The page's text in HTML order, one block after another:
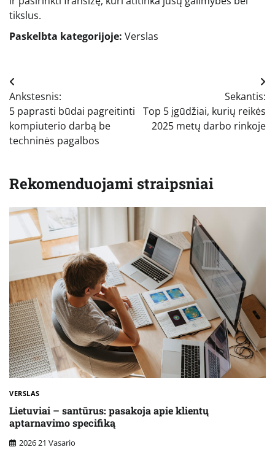
tikslus.
Paskelbta kategorijoje: Verslas
Navigacija
tarp
įrašų
Ankstesnis:
5 paprasti būdai pagreitinti
kompiuterio darbą be
techninės pagalbos
Sekantis:
Top 5 įgūdžiai, kurių reikės
2025 metų darbo rinkoje
Rekomenduojami straipsniai
VERSLAS
Lietuviai – santūrus: pasakoja apie klientų
aptarnavimo specifiką
2026 21 Vasario